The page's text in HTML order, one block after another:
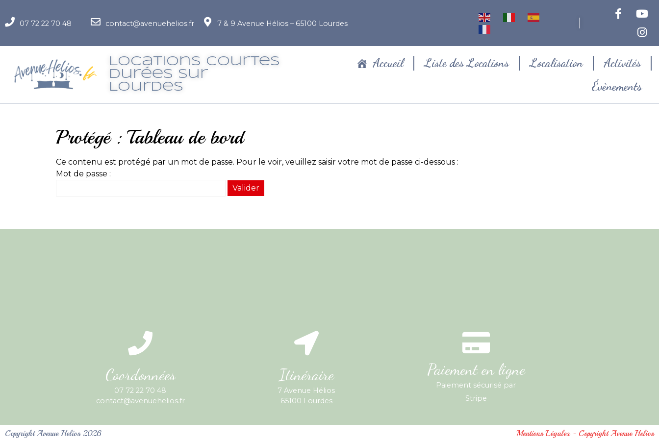
07 72 22 70 48 contact@avenuehelios.fr 7 & 9 Avenue Hélios – 65100 Lourdes |
Locations Courtes
Durées Sur
LourdeS
Accueil Liste des Locations Localisation
Activités
Évènements
Protégé : Tableau de bord
Ce contenu est protégé par un mot de passe. Pour le voir, veuillez saisir votre mot de passe ci-dessous :
Mot de passe :
Coordonnées
07 72 22 70 48
contact@avenuehelios.fr
Itinéraire
7 Avenue Hélios
65100 Lourdes
Paiement en ligne
Paiement sécurisé par
Stripe
Copyright Avenue Helios 2026 Mentions Légales - Copyright Avenue Helios